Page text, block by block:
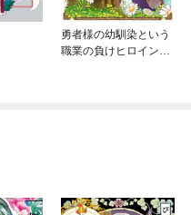
勇者様の幼馴染という
職業の負けヒロインに